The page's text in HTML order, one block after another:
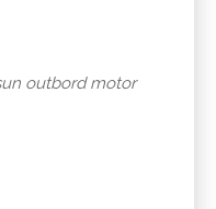
outbord motor